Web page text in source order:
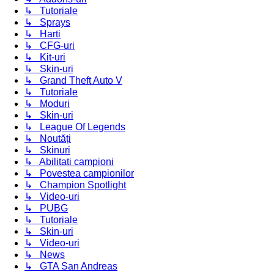
↳ Tutoriale
↳ Sprays
↳ Harti
↳ CFG-uri
↳ Kit-uri
↳ Skin-uri
↳ Grand Theft Auto V
↳ Tutoriale
↳ Moduri
↳ Skin-uri
↳ League Of Legends
↳ Noutăți
↳ Skinuri
↳ Abilitati campioni
↳ Povestea campionilor
↳ Champion Spotlight
↳ Video-uri
↳ PUBG
↳ Tutoriale
↳ Skin-uri
↳ Video-uri
↳ News
↳ GTA San Andreas